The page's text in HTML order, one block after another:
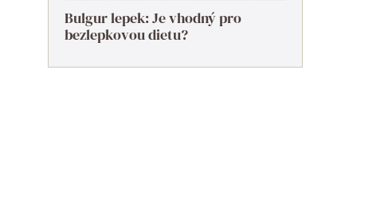
Bulgur lepek: Je vhodný pro
bezlepkovou dietu?